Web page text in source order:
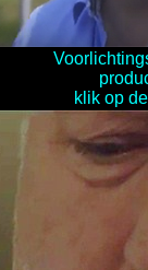
klik op